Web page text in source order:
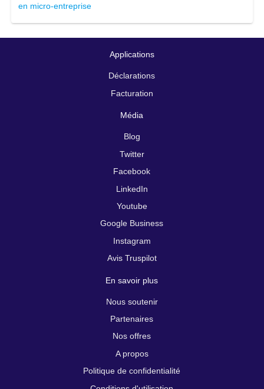
en micro-entreprise
Applications
Déclarations
Facturation
Média
Blog
Twitter
Facebook
LinkedIn
Youtube
Google Business
Instagram
Avis Truspilot
En savoir plus
Nous soutenir
Partenaires
Nos offres
A propos
Politique de confidentialité